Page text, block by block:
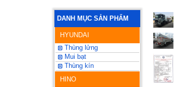
DANH MỤC SẢN PHẨM
HYUNDAI
Thùng lửng
Mui bạt
Thùng kín
HINO